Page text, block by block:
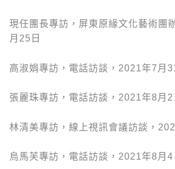
現任團長專訪，屏東原緣文化藝術團
月25日
高淑娟專訪，電話訪談，2021年7月
張麗珠專訪，電話訪談，2021年8月2
林清美專訪，線上視訊會議訪談，
烏馬芙專訪，電話訪談，2021年8月4